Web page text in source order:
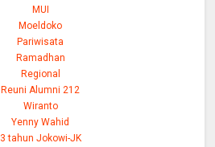
MUI
Moeldoko
Pariwisata
Ramadhan
Regional
Reuni Alumni 212
Wiranto
Yenny Wahid
3 tahun Jokowi-JK